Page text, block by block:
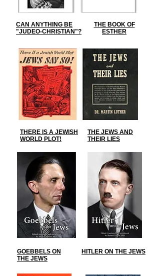
CAN ANYTHING BE
"JUDEO-CHRISTIAN"?
THE BOOK OF
ESTHER
THERE IS A JEWISH
WORLD PLOT!
GOEBBELS ON
THE JEWS
THE JEWS AND
THEIR LIES
HITLER ON THE JEWS